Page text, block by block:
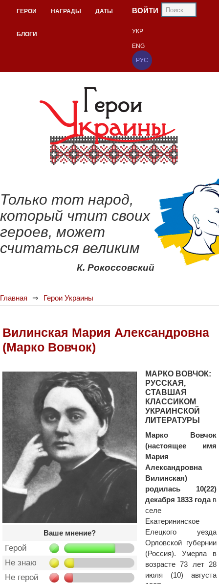
ГЕРОИ НАГРАДЫ ДАТЫ
БЛОГИ
ВОЙТИ
УКР
ENG
РУС
Только тот народ,
который чтит своих
героев, может
считаться великим
К. Рокоссовский
Главная Герои Украины
Вилинская Мария Александровна
(Марко Вовчок)
Ваше мнение?
Герой
Не знаю
Не герой
МАРКО ВОВЧОК:
РУССКАЯ,
СТАВШАЯ
КЛАССИКОМ
УКРАИНСКОЙ
ЛИТЕРАТУРЫ
Марко Вовчок
(настоящее имя
Мария
Александровна
Вилинская)
родилась 10(22)
декабря 1833 годав
селе
Екатерининское
Елецкого уезда
Орловской губернии
(Россия). Умерла в
возрасте 73 лет 28
июля (10) августа